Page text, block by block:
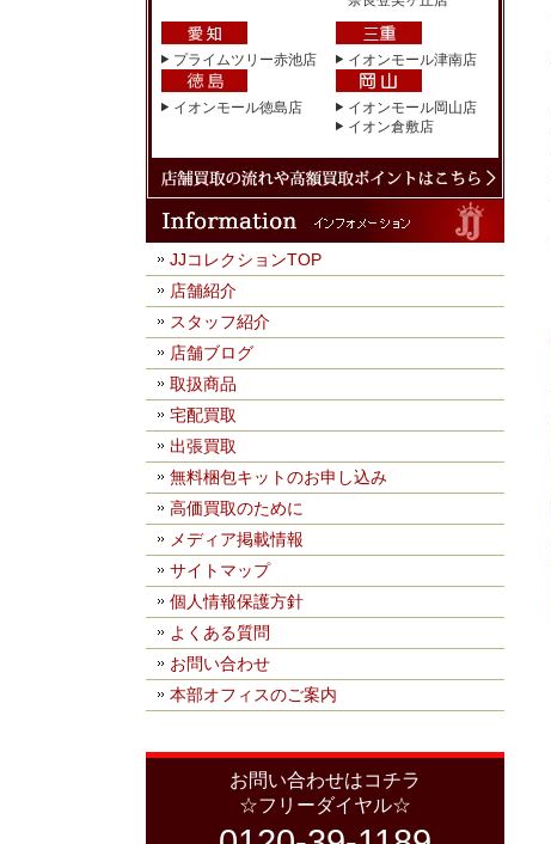
プライムツリー赤池店 イオンモール津南店
イオンモール徳島店
イオンモール岡山店
イオン倉敷店
JJコレクションTOP
店舗紹介
スタッフ紹介
店舗ブログ
取扱商品
宅配買取
出張買取
無料梱包キットのお申し込み
高価買取のために
メディア掲載情報
サイトマップ
個人情報保護方針
よくある質問
お問い合わせ
本部オフィスのご案内
お問い合わせはコチラ
☆フリーダイヤル☆